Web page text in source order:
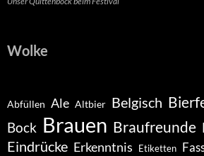
Wolke
Abfüllen Ale Altbier Belgisch
Bock Brauen Braufreunde
Eindrücke Erkenntnis Etiketten